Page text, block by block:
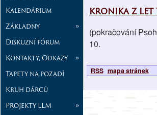
Kalendárium
Základny
»
Diskuzní fórum
Kontakty, Odkazy
»
Tapety na pozadí
Kruh dárců
Projekty LLM
»
kronika z let
(pokračování
10.
RSS mapa stránek